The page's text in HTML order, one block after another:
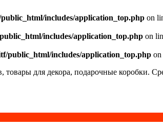
includes/application_top.php on
includes/application_top.php on
public_html/includes/application_top.php
товары для декора, подарочные коробки.